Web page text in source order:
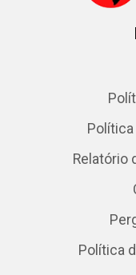
Relatório
Política